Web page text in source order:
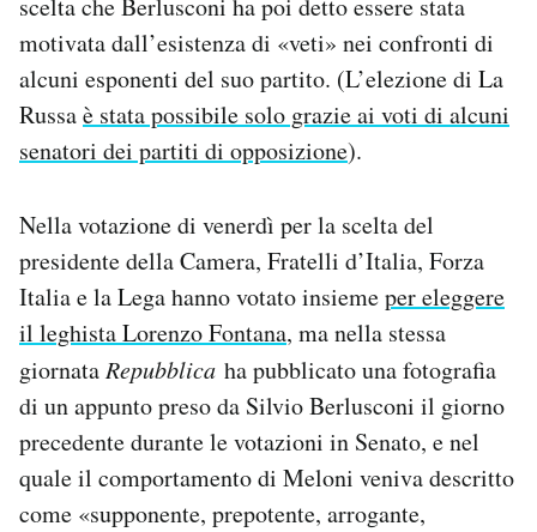
scelta che Berlusconi ha poi detto essere stata
motivata dall’esistenza di «veti» nei confronti di
alcuni esponenti del suo partito. (L’elezione di La
Russaè stata possibile solo grazie ai voti di alcuni
senatori dei partiti di opposizione).
Nella votazione di venerdì per la scelta del
presidente della Camera, Fratelli d’Italia, Forza
Italia e la Lega hanno votato insiemeper eleggere
il leghista Lorenzo Fontana, ma nella stessa
giornataRepubblica ha pubblicato una fotografia
di un appunto preso da Silvio Berlusconi il giorno
precedente durante le votazioni in Senato, e nel
quale il comportamento di Meloni veniva descritto
come «supponente, prepotente, arrogante,